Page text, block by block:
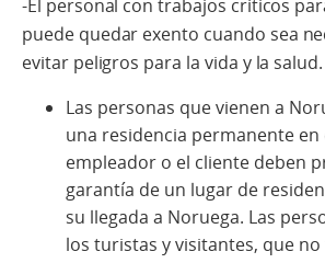
-El personal con trabajos críticos
puede quedar exento cuando sea
evitar peligros para la vida y la salud.
Las personas que vienen a
una residencia permanente en
empleador o el cliente deben
garantía de un lugar de
su llegada a Noruega. Las
los turistas y visitantes, que